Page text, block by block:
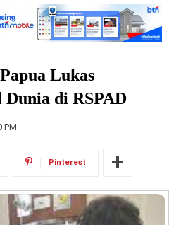
Lukas
Dunia di RSPAD
PM
Pinterest